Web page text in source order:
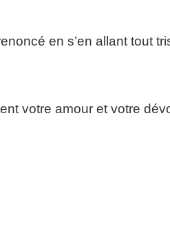
en s’en allant tout
votre amour et votre